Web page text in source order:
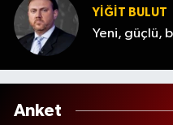
YİĞİT BULUT
Yeni, güçlü,
Anket